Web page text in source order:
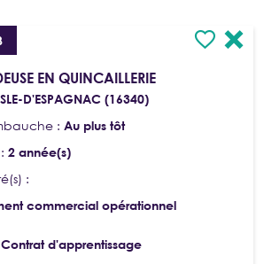
EN QUINCAILLERIE
D'ESPAGNAC (16340)
: Au plus tôt
2 année(s)
:
commercial opérationnel
Contrat d'apprentissage